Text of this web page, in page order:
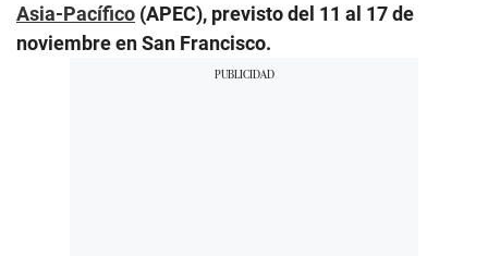
Asia-Pacífico (APEC), previsto del 11 al 17 de
noviembre en San Francisco.